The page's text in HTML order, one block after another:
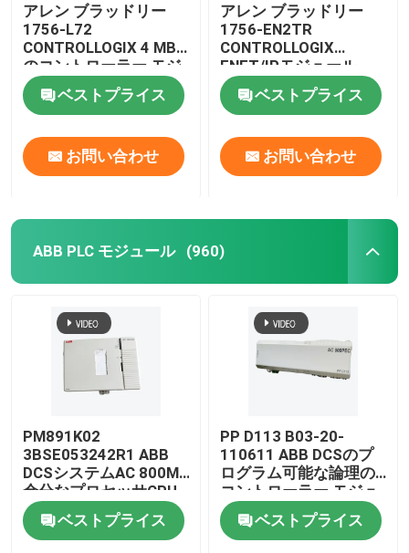
アレン ブラッドリー
1756-L72
CONTROLLOGIX 4 MB
のコントローラー モジ
ュール
ベストプライス
お問い合わせ
アレン ブラッドリー
1756-EN2TR
CONTROLLOGIX
ENET/IPモジュール
ベストプライス
お問い合わせ
ABB PLC モジュール (960)
PM891K02
3BSE053242R1 ABB
DCSシステムAC 800M
余分なプロセッサCPU
モジュール
ベストプライス
PP D113 B03-20-
110611 ABB DCSのプ
ログラム可能な論理の
コントローラー モジュ
ール
ベストプライス